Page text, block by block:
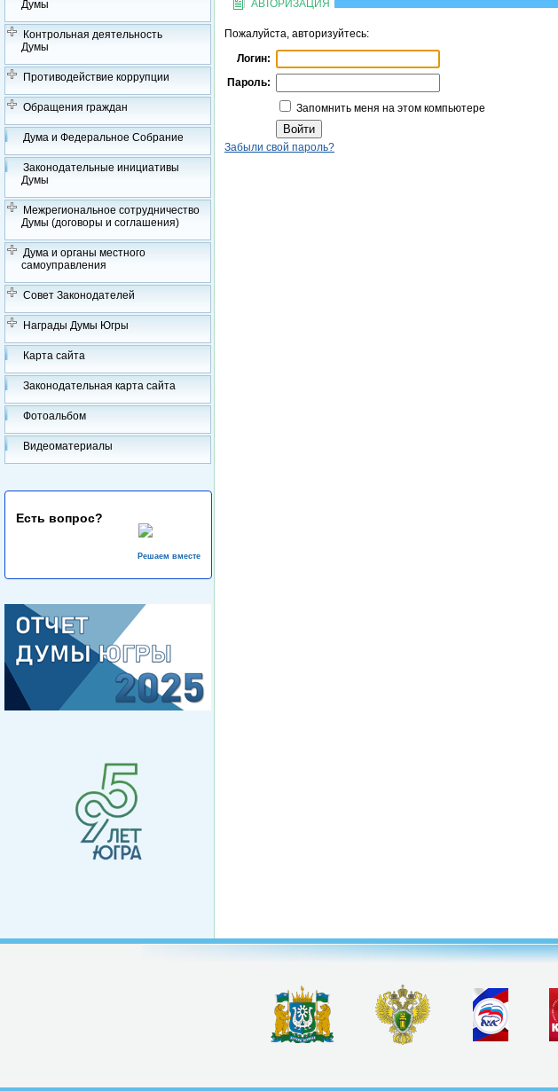
Думы
Контрольная деятельность
Думы
Противодействие коррупции
Обращения граждан
Дума и Федеральное Собрание
Законодательные инициативы
Думы
Межрегиональное сотрудничество
Думы (договоры и соглашения)
Дума и органы местного
самоуправления
Совет Законодателей
Награды Думы Югры
Карта сайта
Законодательная карта сайта
Фотоальбом
Видеоматериалы
Есть вопрос?
Решаем вместе
АВТОРИЗАЦИЯ
Пожалуйста, авторизуйтесь:
Логин:
Пароль:
Запомнить меня на этом компьютере
Забыли свой пароль?